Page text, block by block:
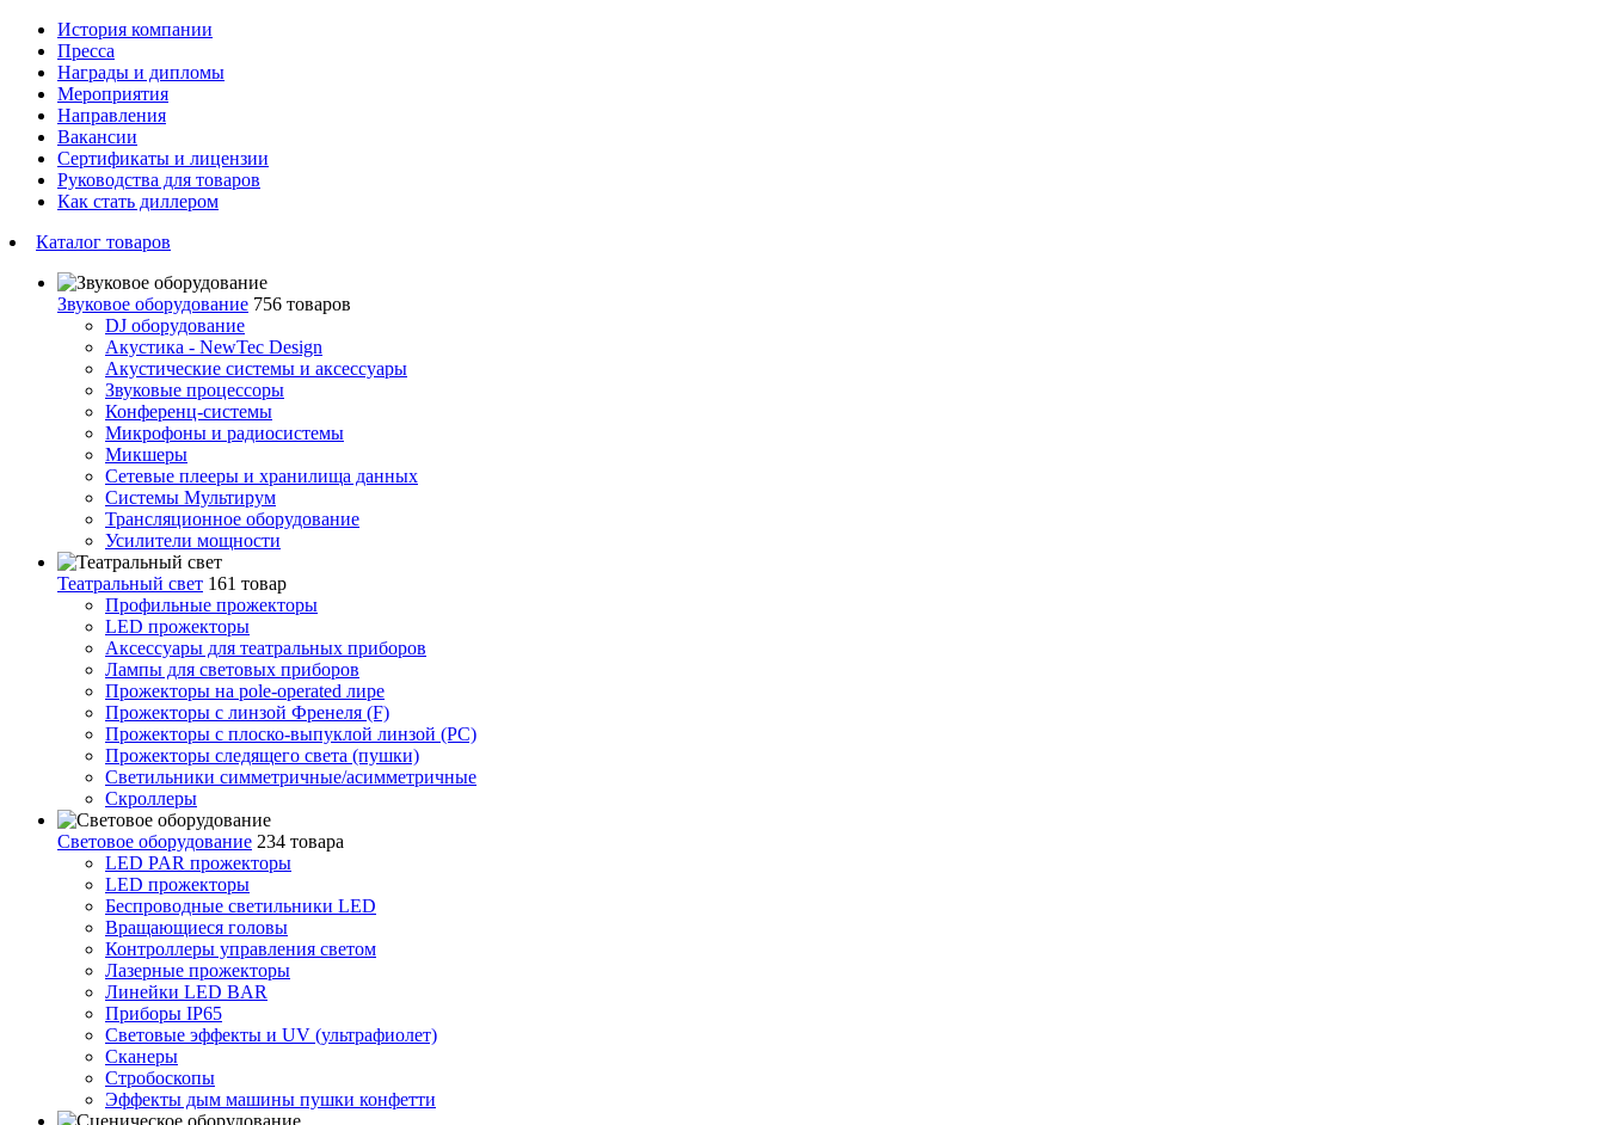
История компании
Пресса
Награды и дипломы
Мероприятия
Направления
Вакансии
Сертификаты и лицензии
Руководства для товаров
Как стать диллером
Каталог товаров
Звуковое оборудование 756 товаров
DJ оборудование
Акустика - NewTec Design
Акустические системы и аксессуары
Звуковые процессоры
Конференц-системы
Микрофоны и радиосистемы
Микшеры
Сетевые плееры и хранилища данных
Системы Мультирум
Трансляционное оборудование
Усилители мощности
Театральный свет 161 товар
Профильные прожекторы
LED прожекторы
Аксессуары для театральных приборов
Лампы для световых приборов
Прожекторы на pole-operated лире
Прожекторы с линзой Френеля (F)
Прожекторы с плоско-выпуклой линзой (PC)
Прожекторы следящего света (пушки)
Светильники симметричные/асимметричные
Скроллеры
Световое оборудование 234 товара
LED PAR прожекторы
LED прожекторы
Беспроводные светильники LED
Вращающиеся головы
Контроллеры управления светом
Лазерные прожекторы
Линейки LED BAR
Приборы IP65
Световые эффекты и UV (ультрафиолет)
Сканеры
Стробоскопы
Эффекты дым машины пушки конфетти